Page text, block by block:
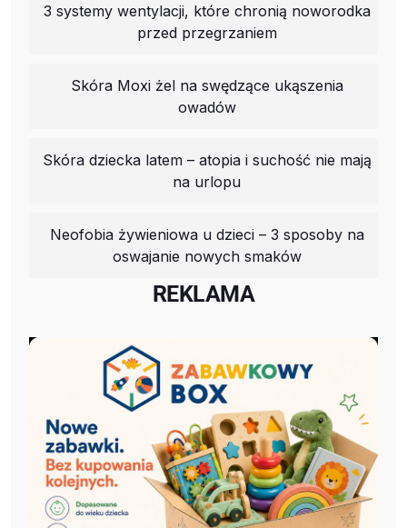
3 systemy wentylacji, które chronią noworodka
przed przegrzaniem
Skóra Moxi żel na swędzące ukąszenia
owadów
Skóra dziecka latem – atopia i suchość nie mają
na urlopu
Neofobia żywieniowa u dzieci – 3 sposoby na
oswajanie nowych smaków
REKLAMA